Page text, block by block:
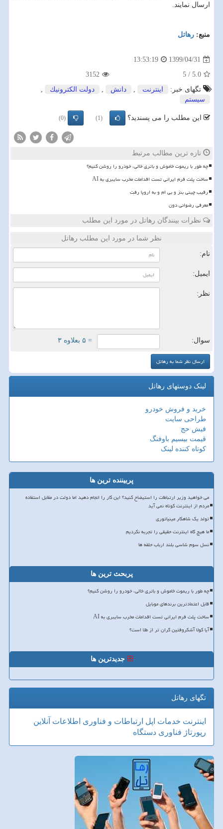
ارسال نمایند.
منبع: رهاتل
1399/04/31
13:53:19
5.0
/
5
3152
تگهای خبر:
اینترنت , دانش , دولت الكترونیك
,
سیستم
این مطلب را می پسندید؟ (1)
(0)
تازه ترین مطالب مرتبط
چه طور با ریموت خاموش و باتری خالی، خودرو را روشن کنیم؟
ساخت پلت فرم ایرانی تست اقدامات مخرب سایبری به AI
رقیب چینی بنز و بی ام و به اروپا رفت
معرفی رضوانی دون
نظرات بینندگان رهاتل در مورد این مطلب
نظر شما در مورد این مطلب رهاتل
نام:
ایمیل:
نظر:
سوال: = ۵ بعلاوه ۳
لینک دوستهای رهاتل
خرید و فروش خودرو
طراحی سایت
فیش حج
قیمت بیسیم باوفنگ
کوتاه کننده لینک
پربیننده ترین ها
می خواهید وزیر ارتباطات را استیضاح کنید؟ این کار را انجام دهید اما دولت در مقابل استفاده
مردم از اینترنت کوتاه نمی آید
تولد یک شاهکار مینیاتوری
ما هیچ گاه اینترنت حقیقی را تجربه نکردیم
نسل سوم شاسی بلند ارباب حلقه ها
پربحث ترین ها
چه طور با ریموت خاموش و باتری خالی، خودرو را روشن کنیم؟
قابل اعتمادترین برندهای موبایل
ساخت پلت فرم ایرانی تست اقدامات مخرب سایبری به AI
آیا کولا آشکروفتین گران تر از طلا است؟
جدیدترین ها
تگهای رهاتل
اینترنت خدمات اپل ارتباطات و فناوری اطلاعات آنلاین
رپورتاژ فناوری دستگاه